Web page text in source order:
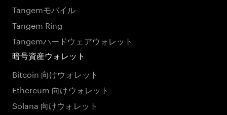
Tangemモバイル
Tangem Ring
Tangemハードウェアウォレット
暗号資産ウォレット
Bitcoin 向けウォレット
Ethereum 向けウォレット
Solana 向けウォレット